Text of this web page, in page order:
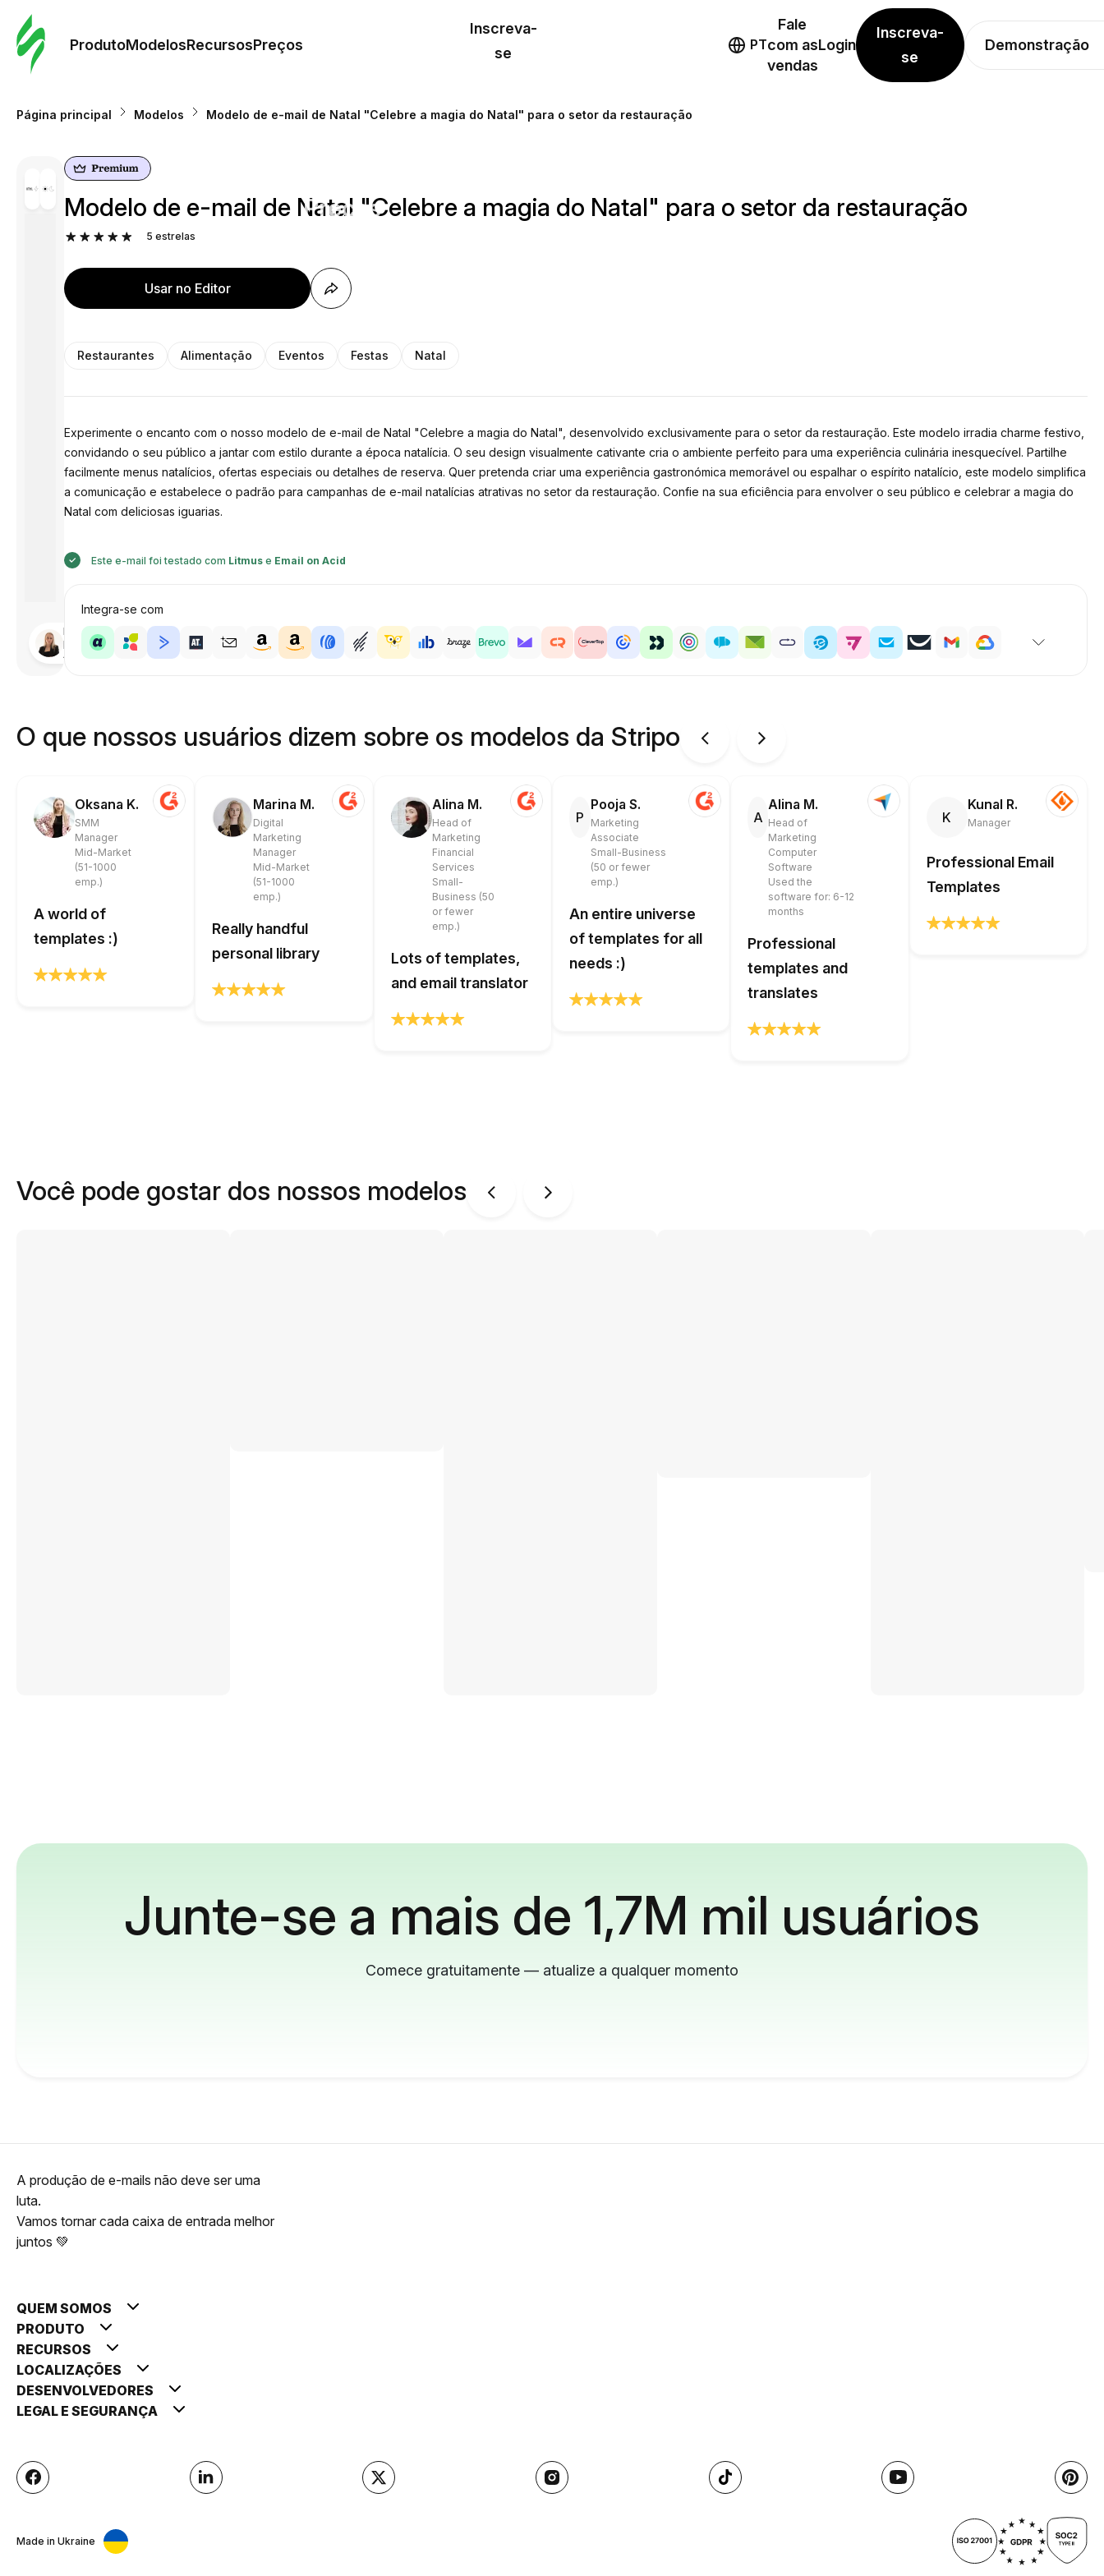
ProdutoModelosRecursosPreços
Preços
Inscreva-
se
PT
Fale
com as
vendas
Login
Inscreva-
se
Demonstração
Página principal Modelos Modelo de e-mail de Natal "Celebre a magia do Natal" para o setor da restauração
Desenhado
por
Anastasiia
Modelo de e-mail de Natal "Celebre a magia do Natal" para o setor da restauração
5 estrelas
Usar no Editor
Restaurantes Alimentação Eventos Festas Natal
Experimente o encanto com o nosso modelo de e-mail de Natal "Celebre a magia do Natal", desenvolvido exclusivamente para o setor da restauração. Este modelo irradia charme festivo,
convidando o seu público a jantar com estilo durante a época natalícia. O seu design visualmente cativante cria o ambiente perfeito para uma experiência culinária inesquecível. Partilhe
facilmente menus natalícios, ofertas especiais ou detalhes de reserva. Quer pretenda criar uma experiência gastronómica memorável ou espalhar o espírito natalício, este modelo simplifica
a comunicação e estabelece o padrão para campanhas de e-mail natalícias atrativas no setor da restauração. Confie na sua eficiência para envolver o seu público e celebrar a magia do
Natal com deliciosas iguarias.
Este e-mail foi testado com Litmus e Email on Acid
Integra-se com
O que nossos usuários dizem sobre os modelos da Stripo
Oksana K.
SMM
Manager
Mid-Market
(51-1000
emp.)
A world of
templates :)
Marina M.
Digital
Marketing
Manager
Mid-Market
(51-1000
emp.)
Really handful
personal library
Alina M.
Head of
Marketing
Financial
Services
Small-
Business (50
or fewer
emp.)
Lots of templates,
and email translator
P
Pooja S.
Marketing
Associate
Small-Business
(50 or fewer
emp.)
An entire universe
of templates for all
needs :)
A
Alina M.
Head of
Marketing
Computer
Software
Used the
software for: 6-12
months
Professional
templates and
translates
K
Kunal R.
Manager
Professional Email
Templates
Você pode gostar dos nossos modelos
Junte-se a mais de 1,7M mil usuários
Comece gratuitamente — atualize a qualquer momento
A produção de e-mails não deve ser uma
luta.
Vamos tornar cada caixa de entrada melhor
juntos 💚
QUEM SOMOS
PRODUTO
RECURSOS
LOCALIZAÇÕES
DESENVOLVEDORES
LEGAL E SEGURANÇA
Made in Ukraine